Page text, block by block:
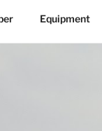
Equipment